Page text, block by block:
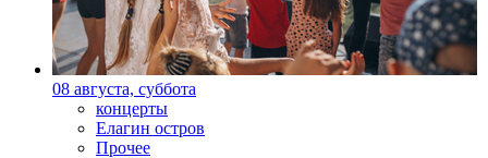
08 августа, суббота
концерты
Елагин остров
Прочее